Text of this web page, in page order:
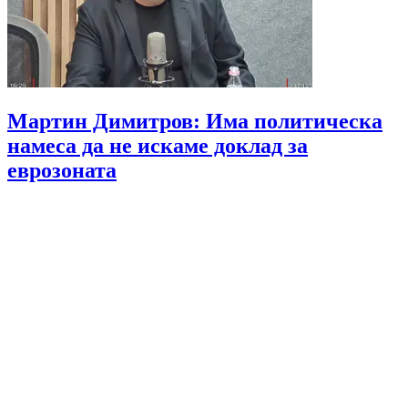
Мартин Димитров: Има политическа
намеса да не искаме доклад за
еврозоната